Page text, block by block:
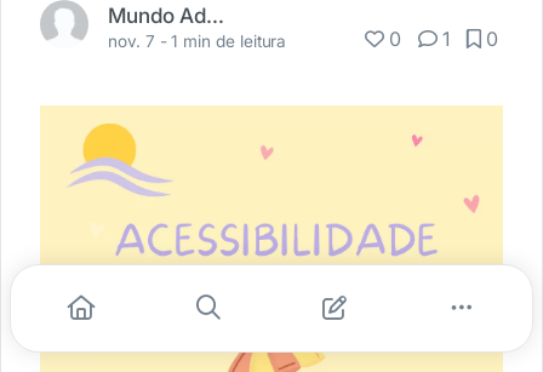
Mundo Adaptado
nov. 7 -1 min de leitura 0 1 0